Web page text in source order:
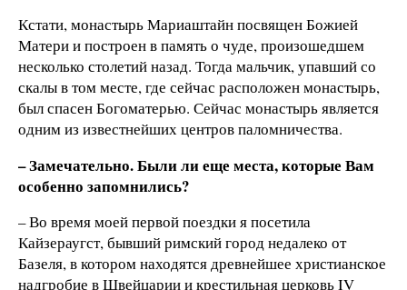
Кстати, монастырь Мариаштайн посвящен Божией
Матери и построен в память о чуде, произошедшем
несколько столетий назад. Тогда мальчик, упавший со
скалы в том месте, где сейчас расположен монастырь,
был спасен Богоматерью. Сейчас монастырь является
одним из известнейших центров паломничества.
– Замечательно. Были ли еще места, которые Вам
особенно запомнились?
– Во время моей первой поездки я посетила
Кайзераугст, бывший римский город недалеко от
Базеля, в котором находятся древнейшее христианское
надгробие в Швейцарии и крестильная церковь IV